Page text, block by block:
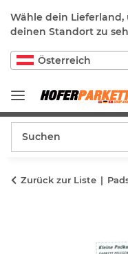
Wähle dein
deinen Standort zu
Österreich
Zurück zur Liste